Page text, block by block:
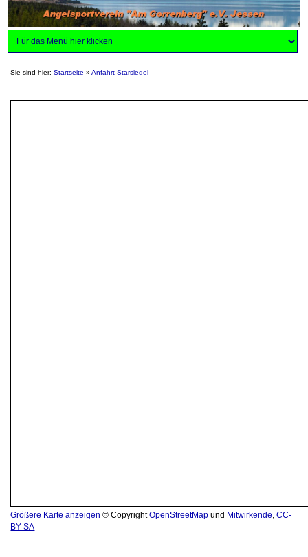
Sie sind hier:Startseite »Anfahrt Starsiedel
Größere Karte anzeigen © CopyrightOpenStreetMap und Mitwirkende,CC-
BY-SA